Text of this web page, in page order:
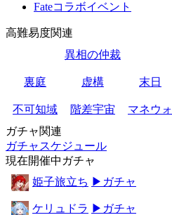
Fateコラボイベント
高難易度関連
異相の仲裁
裏庭 虚構 末日
不可知域 階差宇宙
マネウォ
ガチャ関連
ガチャスケジュール
現在開催中ガチャ
姫子旅立ち ▶ガチャ
ケリュドラ ▶ガチャ